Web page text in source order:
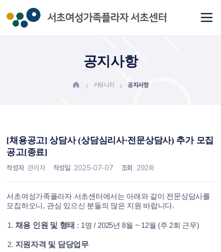
공지사항
커뮤니티 공지사항
[채용공고] 상담사 (상담심리사·전문상담사) 추가 모집
공고[종료]
작성자 관리자 작성일 2025-07-07 조회 292회
서초여성가족플라자 서초센터에서는 아래와 같이 전문상담사를
모집하오니 , 관심 있으신 분들의 많은 지원 바랍니다.
1. 채용 인원 및 형태 : 1 명/ 2025년 8월 ~ 12월 (주 2회 근무)
2. 지원자격 및 담당업무